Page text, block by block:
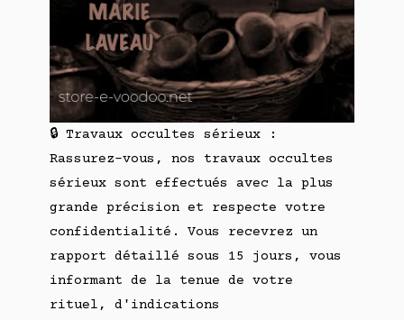
🔒 Travaux occultes sérieux :
Rassurez-vous, nos travaux occultes
sérieux sont effectués avec la plus
grande précision et respecte votre
confidentialité. Vous recevrez un
rapport détaillé sous 15 jours, vous
informant de la tenue de votre
rituel, d'indications